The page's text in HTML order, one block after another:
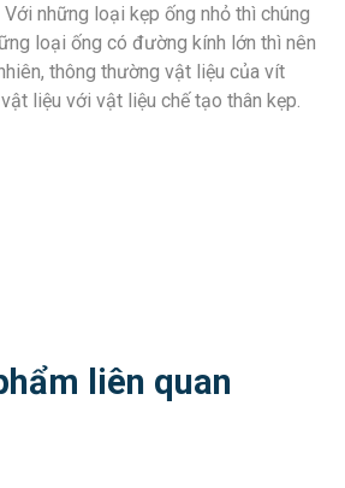
những loại kẹp ống nhỏ thì chúng
loại ống có đường kính lớn thì nên
thông thường vật liệu của vít
liệu với vật liệu chế tạo thân kẹp.
liên quan